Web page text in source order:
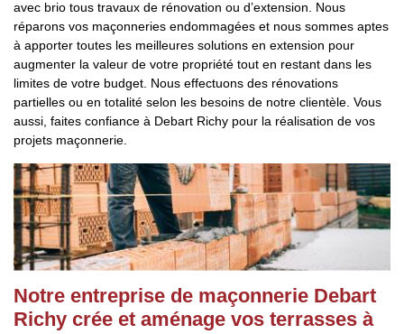
avec brio tous travaux de rénovation ou d’extension. Nous
réparons vos maçonneries endommagées et nous sommes aptes
à apporter toutes les meilleures solutions en extension pour
augmenter la valeur de votre propriété tout en restant dans les
limites de votre budget. Nous effectuons des rénovations
partielles ou en totalité selon les besoins de notre clientèle. Vous
aussi, faites confiance à Debart Richy pour la réalisation de vos
projets maçonnerie.
Notre entreprise de maçonnerie Debart
Richy crée et aménage vos terrasses à